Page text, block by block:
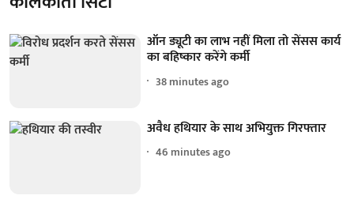
ऑन ड्यूटी का लाभ नहीं मिला तो सेंसस कार्य
का बहिष्कार करेंगे कर्मी
38 minutes ago
अवैध हथियार के साथ अभियुक्त गिरफ्तार
46 minutes ago